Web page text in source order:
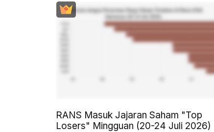
RANS Masuk Jajaran Saham "Top
Losers" Mingguan (20-24 Juli 2026)